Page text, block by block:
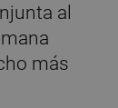
al
más